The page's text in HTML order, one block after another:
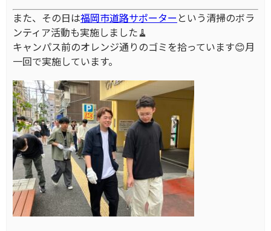
また、その日は福岡市道路サポーター という清掃のボラ
ンティア活動も実施しました🧹
キャンパス前のオレンジ通りのゴミを拾っています😊月
一回で実施しています。